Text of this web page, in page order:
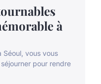
à
Séoul, vous vous
pour rendre